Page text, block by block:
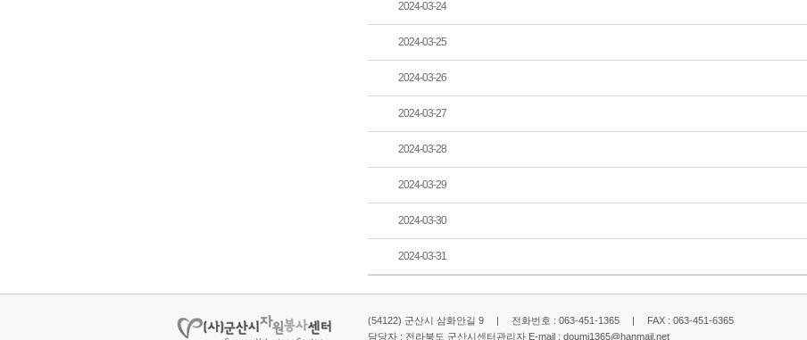
2024-03-24
2024-03-25
2024-03-26
2024-03-27
2024-03-28
2024-03-29
2024-03-30
2024-03-31
(54122) 군산시 삼화안길 9 | 전화번호 : 063-451-1365 | FAX : 063-451-6365
담당자 : 전라북도 군산시센터관리자 E-mail : doumi1365@hanmail.net